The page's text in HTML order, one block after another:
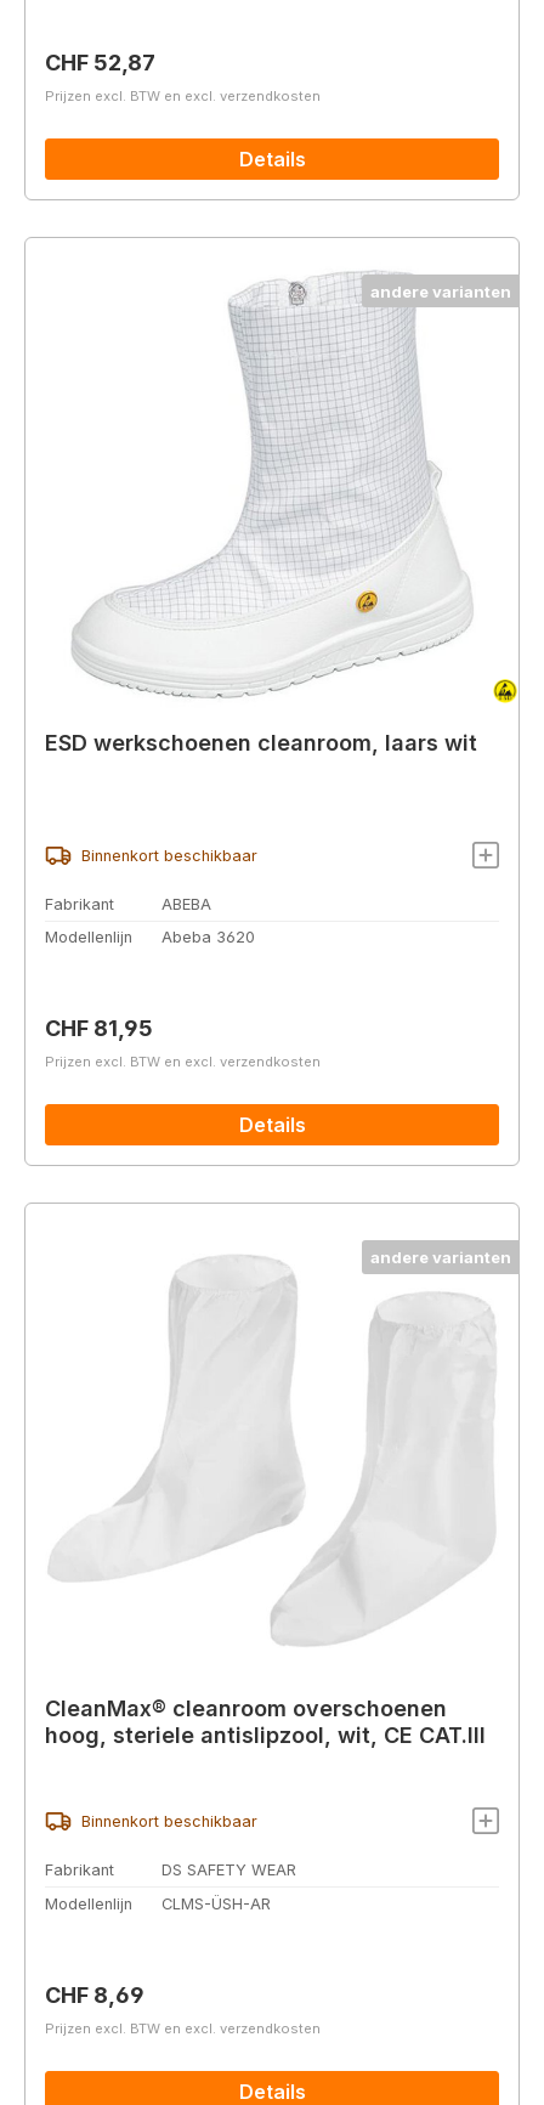
Normale prijs:
CHF 52,87
Prijzen excl. BTW en excl. verzendkosten
Details
andere varianten
ESD werkschoenen cleanroom, laars wit
Binnenkort beschikbaar
Fabrikant
ABEBA
Modellenlijn
Abeba 3620
Normale prijs:
CHF 81,95
Prijzen excl. BTW en excl. verzendkosten
Details
andere varianten
CleanMax® cleanroom overschoenen
hoog, steriele antislipzool, wit, CE CAT.III
Binnenkort beschikbaar
Fabrikant
DS SAFETY WEAR
Modellenlijn
CLMS-ÜSH-AR
Normale prijs:
CHF 8,69
Prijzen excl. BTW en excl. verzendkosten
Details